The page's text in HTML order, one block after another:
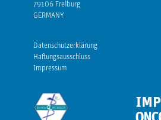
79106 Freiburg
GERMANY
Datenschutzerklärung
Haftungsausschluss
Impressum